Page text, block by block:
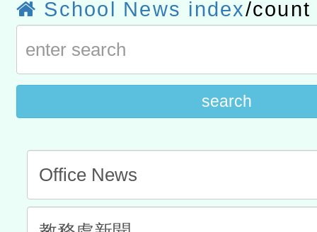
北場」計畫
班」招生簡章及EDM
共融平台-教案暨教學示範
章
教育部國民及學前教育署
COVID-19疫苗接種計畫
擴大為「滿6個月以上尚未
措施，延長至115年9月28
School News index/count
search